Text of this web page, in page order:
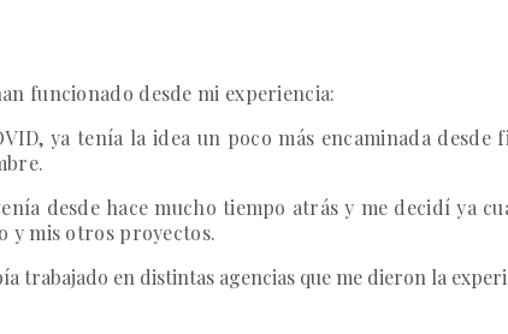
funcionado desde mi experiencia:
ya tenía la idea un poco más encaminada
desde hace mucho tiempo atrás y me decidí ya
y mis otros proyectos.
trabajado en distintas agencias que me dieron la